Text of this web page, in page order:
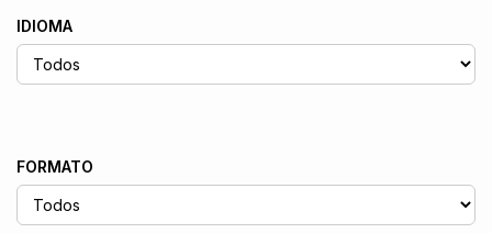
IDIOMA
FORMATO